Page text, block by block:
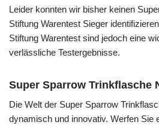
Leider konnten wir bisher keinen
Stiftung Warentest Sieger
Stiftung Warentest sind jedoch eine
verlässliche Testergebnisse.
Super Sparrow Trinkflasche
Die Welt der Super Sparrow
dynamisch und innovativ. Werfen Sie